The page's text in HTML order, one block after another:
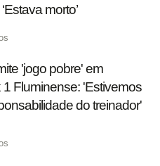
morto’
'jogo pobre' em
1 Fluminense: 'Estivemos
do treinador'